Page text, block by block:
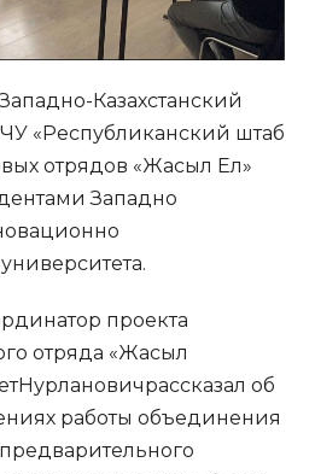
Казахстанский
«Республиканский штаб
отрядов «Жасыл Ел»
Западно
проекта
отряда «Жасыл
об
работы объединения